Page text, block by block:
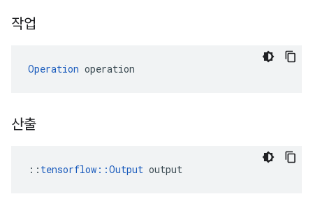
작업
Operation operation
산출
:: tensorflow::Output output